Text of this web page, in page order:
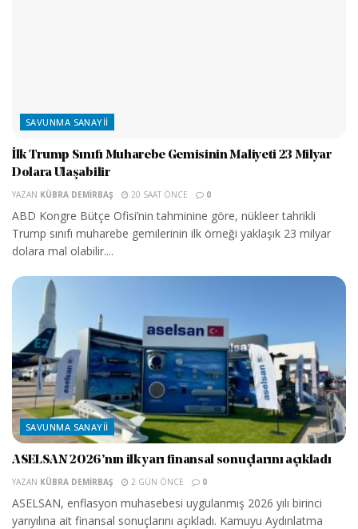
SAVUNMA SANAYII
İlk Trump Sınıfı Muharebe Gemisinin Maliyeti 23 Milyar
Dolara Ulaşabilir
YAZAN KÜBRA DEMIRBAŞ 20 SAAT ÖNCE 0
ABD Kongre Bütçe Ofisi’nin tahminine göre, nükleer tahrikli
Trump sınıfı muharebe gemilerinin ilk örneği yaklaşık 23 milyar
dolara mal olabilir....
SAVUNMA SANAYII
ASELSAN 2026’nın ilk yarı finansal sonuçlarını açıkladı
YAZAN KÜBRA DEMIRBAŞ 2 GÜN ÖNCE 0
ASELSAN, enflasyon muhasebesi uygulanmış 2026 yılı birinci
yarıyılına ait finansal sonuçlarını açıkladı. Kamuyu Aydınlatma